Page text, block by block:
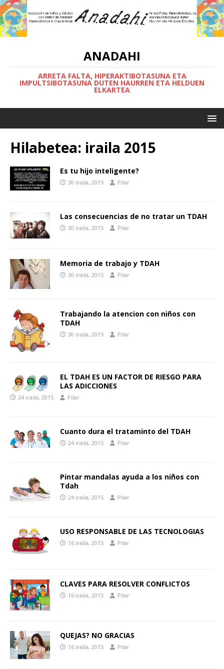
ANADAHI
ARRETA FALTA, HIPERAKTIBOTASUNA ETA
IMPULTSIBOTASUNA DUTEN HAURREN ETA HELDUEN
ELKARTEA
Hilabetea: iraila 2015
Es tu hijo inteligente?
30 iraila, 2015 Pilar
Las consecuencias de no tratar un TDAH
30 iraila, 2015 Pilar
Memoria de trabajo y TDAH
30 iraila, 2015 Pilar
Trabajando la atencion con niños con
TDAH
30 iraila, 2015 Pilar
EL TDAH ES UN FACTOR DE RIESGO PARA
LAS ADICCIONES
24 iraila, 2015 Pilar
Cuanto dura el trataminto del TDAH
24 iraila, 2015 Pilar
Pintar mandalas ayuda a los niños con
Tdah
24 iraila, 2015 Pilar
USO RESPONSABLE DE LAS TECNOLOGIAS
16 iraila, 2015 Pilar
CLAVES PARA RESOLVER CONFLICTOS
16 iraila, 2015 Pilar
QUEJAS? NO GRACIAS
16 iraila, 2015 Pilar